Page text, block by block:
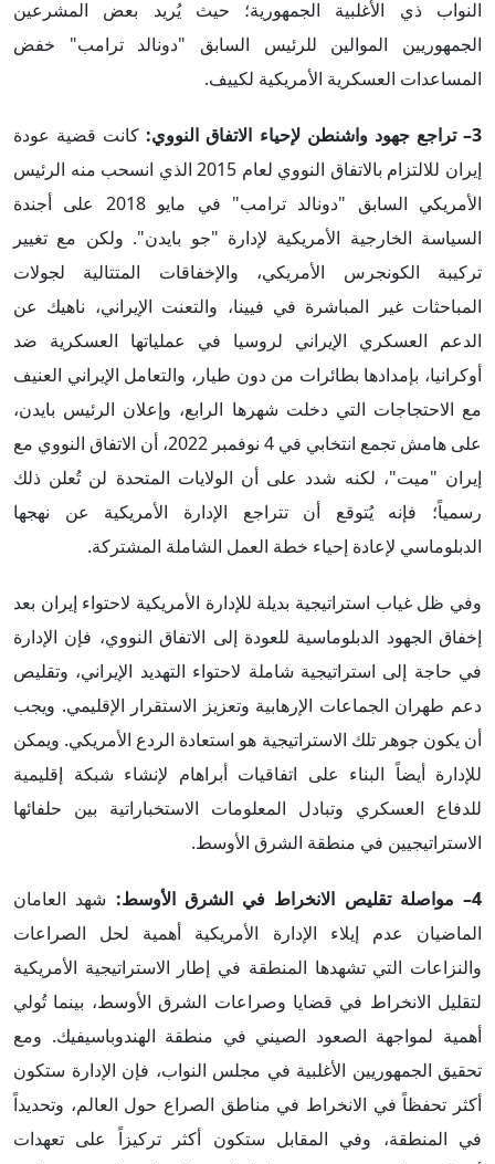
النواب ذي الأغلبية الجمهورية؛ حيث يُريد بعض المشرعين
الجمهوريين الموالين للرئيس السابق "دونالد ترامب" خفض
المساعدات العسكرية الأمريكية لكييف.
3– تراجع جهود واشنطن لإحياء الاتفاق النووي: كانت قضية عودة
إيران للالتزام بالاتفاق النووي لعام 2015 الذي انسحب منه الرئيس
الأمريكي السابق "دونالد ترامب" في مايو 2018 على أجندة
السياسة الخارجية الأمريكية لإدارة "جو بايدن". ولكن مع تغيير
تركيبة الكونجرس الأمريكي، والإخفاقات المتتالية لجولات
المباحثات غير المباشرة في فيينا، والتعنت الإيراني، ناهيك عن
الدعم العسكري الإيراني لروسيا في عملياتها العسكرية ضد
أوكرانيا، بإمدادها بطائرات من دون طيار، والتعامل الإيراني العنيف
مع الاحتجاجات التي دخلت شهرها الرابع، وإعلان الرئيس بايدن،
على هامش تجمع انتخابي في 4 نوفمبر 2022، أن الاتفاق النووي مع
إيران "ميت"، لكنه شدد على أن الولايات المتحدة لن تُعلن ذلك
رسمياً؛ فإنه يُتوقع أن تتراجع الإدارة الأمريكية عن نهجها
الدبلوماسي لإعادة إحياء خطة العمل الشاملة المشتركة.
وفي ظل غياب استراتيجية بديلة للإدارة الأمريكية لاحتواء إيران بعد
إخفاق الجهود الدبلوماسية للعودة إلى الاتفاق النووي، فإن الإدارة
في حاجة إلى استراتيجية شاملة لاحتواء التهديد الإيراني، وتقليص
دعم طهران الجماعات الإرهابية وتعزيز الاستقرار الإقليمي. ويجب
أن يكون جوهر تلك الاستراتيجية هو استعادة الردع الأمريكي. ويمكن
للإدارة أيضاً البناء على اتفاقيات أبراهام لإنشاء شبكة إقليمية
للدفاع العسكري وتبادل المعلومات الاستخباراتية بين حلفائها
الاستراتيجيين في منطقة الشرق الأوسط.
4– مواصلة تقليص الانخراط في الشرق الأوسط: شهد العامان
الماضيان عدم إيلاء الإدارة الأمريكية أهمية لحل الصراعات
والنزاعات التي تشهدها المنطقة في إطار الاستراتيجية الأمريكية
لتقليل الانخراط في قضايا وصراعات الشرق الأوسط، بينما تُولي
أهمية لمواجهة الصعود الصيني في منطقة الهندوباسيفيك. ومع
تحقيق الجمهوريين الأغلبية في مجلس النواب، فإن الإدارة ستكون
أكثر تحفظاً في الانخراط في مناطق الصراع حول العالم، وتحديداً
في المنطقة، وفي المقابل ستكون أكثر تركيزاً على تعهدات